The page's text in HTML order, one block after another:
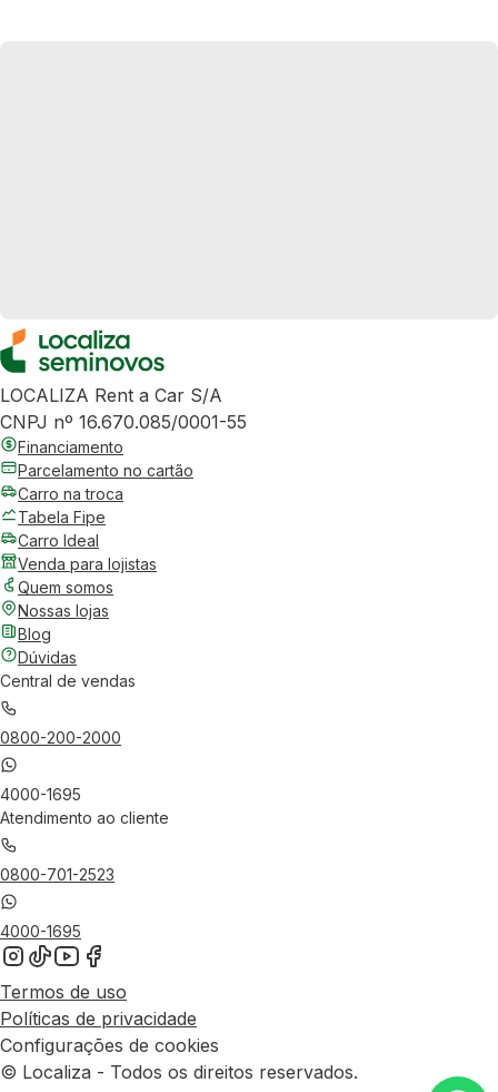
LOCALIZA Rent a Car S/A
CNPJ nº 16.670.085/0001-55
Financiamento
Parcelamento no cartão
Carro na troca
Tabela Fipe
Carro Ideal
Venda para lojistas
Quem somos
Nossas lojas
Blog
Dúvidas
Central de vendas
0800-200-2000
4000-1695
Atendimento ao cliente
0800-701-2523
4000-1695
Termos de uso
Políticas de privacidade
Configurações de cookies
© Localiza - Todos os direitos reservados.